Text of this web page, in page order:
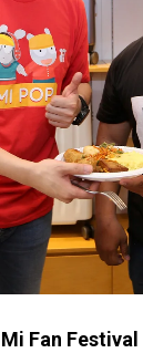
Mi Fan Festival